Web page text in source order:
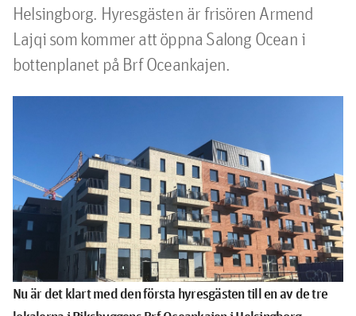
Helsingborg. Hyresgästen är frisören Armend
Lajqi som kommer att öppna Salong Ocean i
bottenplanet på Brf Oceankajen.
Nu är det klart med den första hyresgästen till en av de tre